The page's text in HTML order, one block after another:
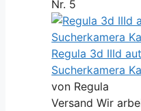
Nr. 5
Regula 3d IIId
Sucherkamera
von Regula
Versand Wir